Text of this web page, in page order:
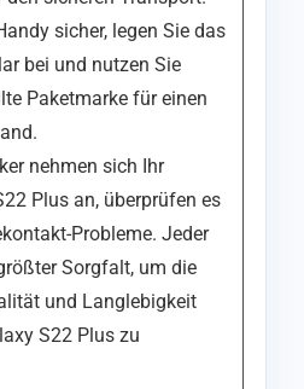
sicher, legen Sie das
bei und nutzen Sie
Paketmarke für einen
nehmen sich Ihr
Plus an, überprüfen es
Probleme. Jeder
Sorgfalt, um die
und Langlebigkeit
S22 Plus zu